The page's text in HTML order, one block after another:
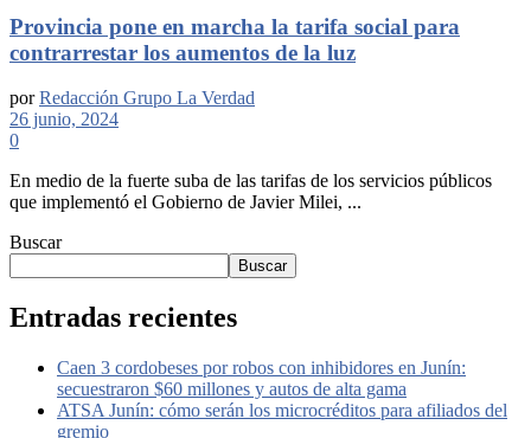
Provincia pone en marcha la tarifa social para
contrarrestar los aumentos de la luz
por Redacción Grupo La Verdad
26 junio, 2024
0
En medio de la fuerte suba de las tarifas de los servicios públicos
que implementó el Gobierno de Javier Milei, ...
Buscar
Buscar
Entradas recientes
Caen 3 cordobeses por robos con inhibidores en Junín:
secuestraron $60 millones y autos de alta gama
ATSA Junín: cómo serán los microcréditos para afiliados del
gremio